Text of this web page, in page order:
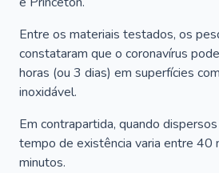
Entre os materiais testados, os
constataram que o coronavírus
horas (ou 3 dias) em superfícies
inoxidável.
Em contrapartida, quando
tempo de existência varia entre 40
minutos.